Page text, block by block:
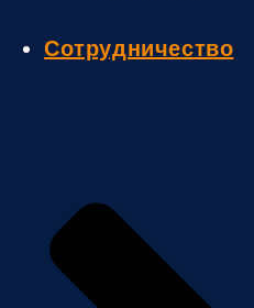
Сотрудничество